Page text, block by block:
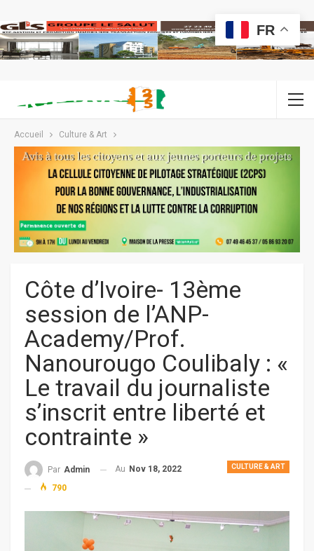
Accueil Culture & Art
Côte d’Ivoire- 13ème
session de l’ANP-
Academy/Prof.
Nanourougo Coulibaly : «
Le travail du journaliste
s’inscrit entre liberté et
contrainte »
CULTURE & ART
Par Admin Au Nov 18, 2022
790
FR